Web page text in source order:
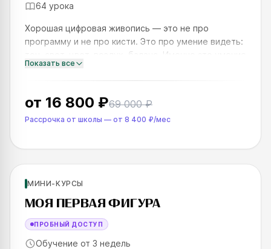
64 урока
Хорошая цифровая живопись — это не про
программу и не про кисти. Это про умение видеть:
тон, свет, цвет, воздух, баланс. Именно это умение
отличает работу, которая «работает», от той,
Показать все
от 16 800 ₽69 000 ₽
Рассрочка от школы — от 8 400 ₽/мес
SKILLS UP
МИНИ-КУРСЫ
МОЯ ПЕРВАЯ ФИГУРА
ПРОБНЫЙ ДОСТУП
Обучение от 3 недель